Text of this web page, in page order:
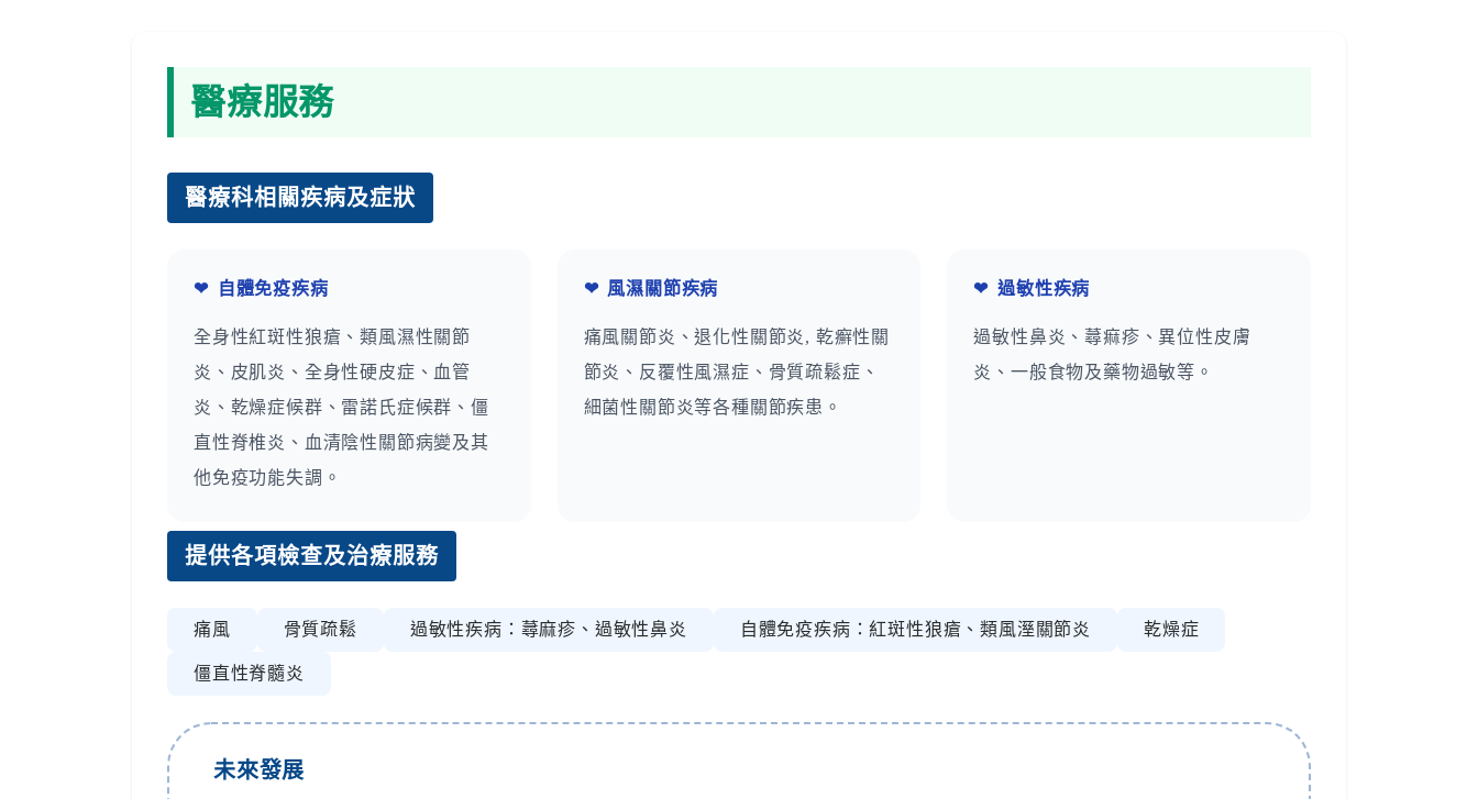
醫療服務
醫療科相關疾病及症狀
❤ 自體免疫疾病
全身性紅斑性狼瘡、類風濕性關節
炎、皮肌炎、全身性硬皮症、血管
炎、乾燥症候群、雷諾氏症候群、僵
直性脊椎炎、血清陰性關節病變及其
他免疫功能失調。
❤ 風濕關節疾病
痛風關節炎、退化性關節炎, 乾癬性關
節炎、反覆性風濕症、骨質疏鬆症、
細菌性關節炎等各種關節疾患。
❤ 過敏性疾病
過敏性鼻炎、蕁痲疹、異位性皮膚
炎、一般食物及藥物過敏等。
提供各項檢查及治療服務
痛風 骨質疏鬆 過敏性疾病：蕁麻疹、過敏性鼻炎 自體免疫疾病：紅斑性狼瘡、類風溼關節炎 乾燥症
僵直性脊髓炎
未來發展